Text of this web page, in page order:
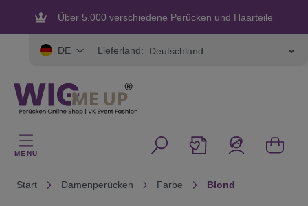
springenÜber 5.000 verschiedene Perücken und Haarteile
Flexible und sichere Zahlung
DE Lieferland:
MENÜ
Start Damenperücken Farbe Blond